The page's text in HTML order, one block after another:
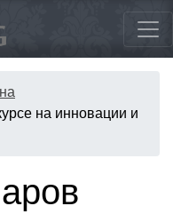
на инновации и